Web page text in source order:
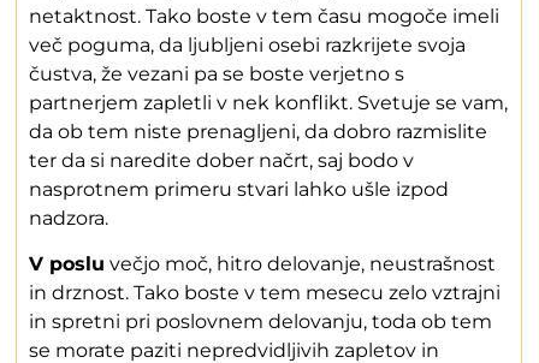
netaktnost. Tako boste v tem času mogoče imeli
več poguma, da ljubljeni osebi razkrijete svoja
čustva, že vezani pa se boste verjetno s
partnerjem zapletli v nek konflikt. Svetuje se vam,
da ob tem niste prenagljeni, da dobro razmislite
ter da si naredite dober načrt, saj bodo v
nasprotnem primeru stvari lahko ušle izpod
nadzora.
V poslu večjo moč, hitro delovanje, neustrašnost
in drznost. Tako boste v tem mesecu zelo vztrajni
in spretni pri poslovnem delovanju, toda ob tem
se morate paziti nepredvidljivih zapletov in